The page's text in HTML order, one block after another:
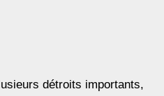
détroits importants,